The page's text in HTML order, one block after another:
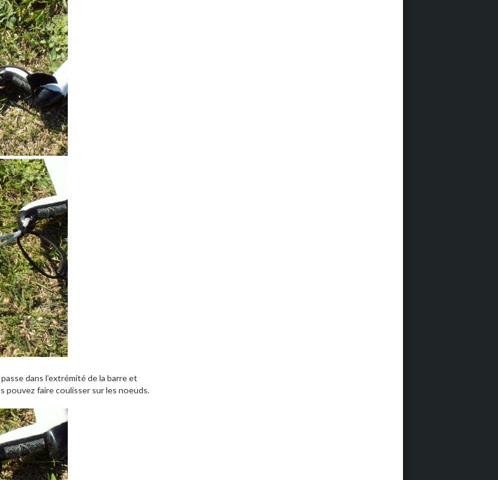
dans l’extrémité de la barre et
pouvez faire coulisser sur les noeuds.